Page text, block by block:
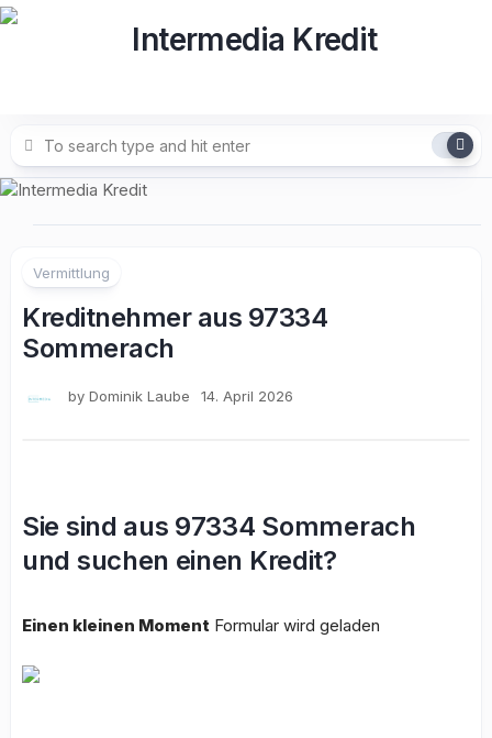
Skip
Vermittlung
Kreditnehmer aus 97334
Sommerach
by Dominik Laube 14. April 2026
Sie sind aus 97334 Sommerach
und suchen einen Kredit?
Einen kleinen Moment Formular wird geladen